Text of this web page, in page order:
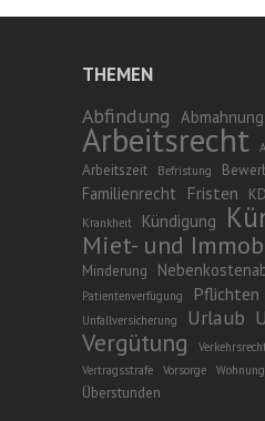
THEMEN
Abfindung Abmahnung
Arbeitsrecht
Arbeitszeit Befristung
Familienrecht Fristen
Krankheit
Kündigung
Miet- und
Minderung
Patientenverfügung Pflichten
Unfallversicherung Urlaub
Vergütung
Vertragsstrafe
Vorsorge Wohnung
Überstunden